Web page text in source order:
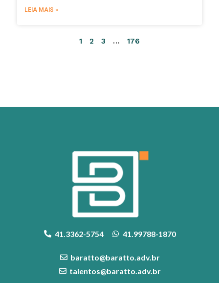
LEIA MAIS »
1 2 3 … 176
41.3362-5754 41.99788-1870
baratto@baratto.adv.br
talentos@baratto.adv.br